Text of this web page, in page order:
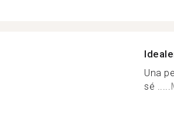
Una
sé .....